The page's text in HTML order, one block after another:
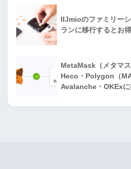
IIJmioのファミリー
ランに移行するとお得
MetaMask（メタマ
Heco・Polygon（
Avalanche・OKExに